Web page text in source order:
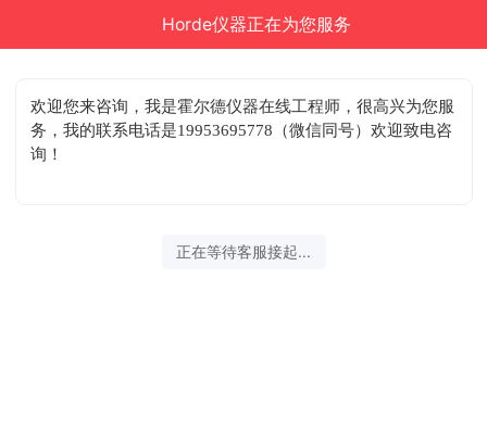
Horde仪器正在为您服务
欢迎您来咨询 ，我是霍尔德仪器在线工程师，很高兴为您服
务，我的联系电话是19953695778（微信同号）欢迎致电咨
询！
2026-08-08 03:43:43 开始沟通